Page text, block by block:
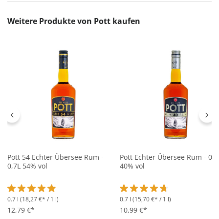
Produktgalerie überspringen
Weitere Produkte von Pott kaufen
Pott 54 Echter Übersee Rum -
0,7L 54% vol
Durchschnittliche Bewertung von 4.9 von 5 Sternen
0.7 l (18,27 €* / 1 l)
12,79 €*
Pott Echter Übersee Rum -
40% vol
Durchschnittliche
0.7 l (15,70 €* / 1 l)
10,99 €*